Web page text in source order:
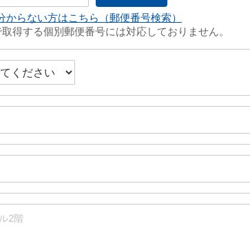
からない方はこちら（郵便番号検索）
得する個別郵便番号には対応しておりません。